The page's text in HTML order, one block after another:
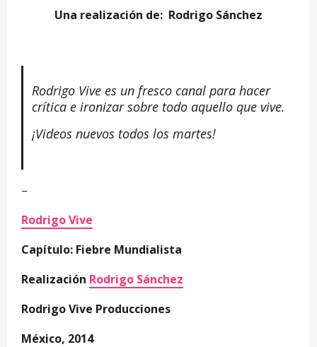
Una realización de: Rodrigo Sánchez
Rodrigo Vive es un fresco canal para hacer
crítica e ironizar sobre todo aquello que vive.
¡Videos nuevos todos los martes!
–
Rodrigo Vive
Capítulo: Fiebre Mundialista
Realización Rodrigo Sánchez
Rodrigo Vive Producciones
México, 2014